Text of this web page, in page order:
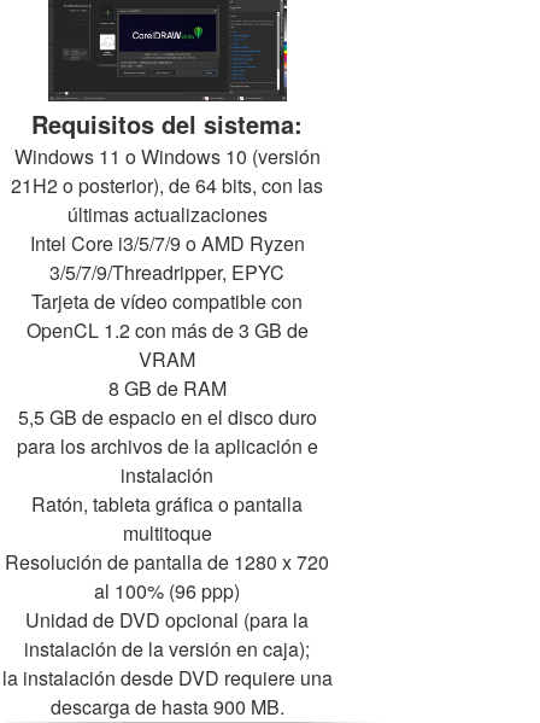
Requisitos del sistema:
Windows 11 o Windows 10 (versión
21H2 o posterior), de 64 bits, con las
últimas actualizaciones
Intel Core i3/5/7/9 o AMD Ryzen
3/5/7/9/Threadripper, EPYC
Tarjeta de vídeo compatible con
OpenCL 1.2 con más de 3 GB de
VRAM
8 GB de RAM
5,5 GB de espacio en el disco duro
para los archivos de la aplicación e
instalación
Ratón, tableta gráfica o pantalla
multitoque
Resolución de pantalla de 1280 x 720
al 100% (96 ppp)
Unidad de DVD opcional (para la
instalación de la versión en caja);
la instalación desde DVD requiere una
descarga de hasta 900 MB.